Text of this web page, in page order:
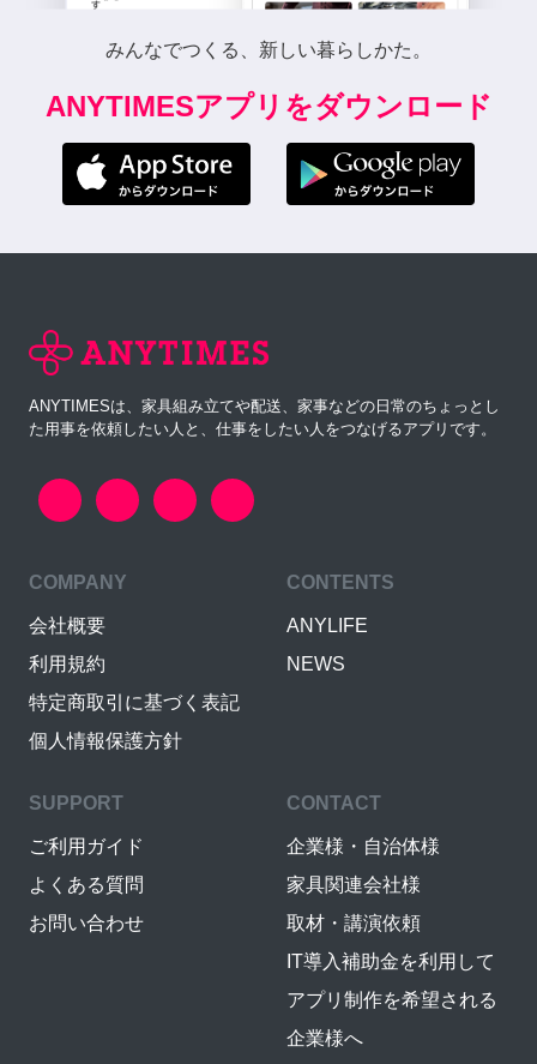
みんなでつくる、新しい暮らしかた。
ANYTIMESアプリをダウンロード
ANYTIMESは、家具組み立てや配送、家事などの日常のちょっとし
た用事を依頼したい人と、仕事をしたい人をつなげるアプリです。
COMPANY
会社概要
利用規約
特定商取引に基づく表記
個人情報保護方針
CONTENTS
ANYLIFE
NEWS
SUPPORT
ご利用ガイド
よくある質問
お問い合わせ
CONTACT
企業様・自治体様
家具関連会社様
取材・講演依頼
IT導入補助金を利用して
アプリ制作を希望される
企業様へ